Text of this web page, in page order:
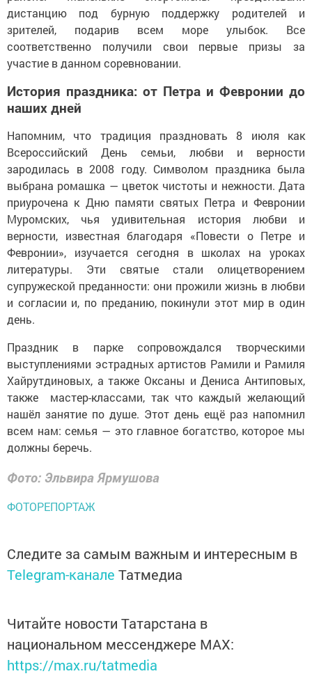
дистанцию под бурную поддержку родителей и
зрителей, подарив всем море улыбок. Все
соответственно получили свои первые призы за
участие в данном соревновании.
История праздника: от Петра и Февронии до
наших дней
Напомним, что традиция праздновать 8 июля как
Всероссийский День семьи, любви и верности
зародилась в 2008 году. Символом праздника была
выбрана ромашка — цветок чистоты и нежности. Дата
приурочена к Дню памяти святых Петра и Февронии
Муромских, чья удивительная история любви и
верности, известная благодаря «Повести о Петре и
Февронии», изучается сегодня в школах на уроках
литературы. Эти святые стали олицетворением
супружеской преданности: они прожили жизнь в любви
и согласии и, по преданию, покинули этот мир в один
день.
Праздник в парке сопровождался творческими
выступлениями эстрадных артистов Рамили и Рамиля
Хайрутдиновых, а также Оксаны и Дениса Антиповых,
также мастер-классами, так что каждый желающий
нашёл занятие по душе. Этот день ещё раз напомнил
всем нам: семья — это главное богатство, которое мы
должны беречь.
Фото: Эльвира Ярмушова
ФОТОРЕПОРТАЖ
Следите за самым важным и интересным в
Telegram-канале Татмедиа
Читайте новости Татарстана в
национальном мессенджере MАХ:
https://max.ru/tatmedia